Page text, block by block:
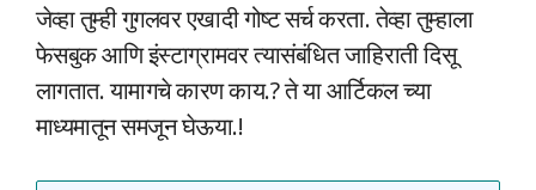
जेव्हा तुम्ही गुगलवर एखादी गोष्ट सर्च करता. तेव्हा तुम्हाला
फेसबुक आणि इंस्टाग्रामवर त्यासंबंधित जाहिराती दिसू
लागतात. यामागचे कारण काय.? ते या आर्टिकल च्या
माध्यमातून समजून घेऊया.!